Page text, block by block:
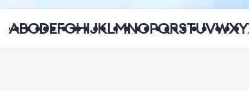
ABCDEFGHIJKLMNOPQRSTUVWXY